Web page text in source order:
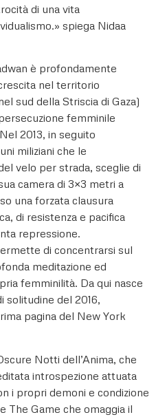
di una vita
spiega Nidaa
è profondamente
nel territorio
sud della Striscia di Gaza)
femminile
2013, in seguito
miliziani che le
velo per strada, sceglie di
camera di 3×3 metri a
una forzata clausura
di resistenza e pacifica
repressione.
di concentrarsi sul
meditazione ed
femminilità. Da qui nasce
solitudine del 2016,
pagina del New York
Notti dell’Anima, che
introspezione attuata
i propri demoni e condizione
The Game che omaggia il